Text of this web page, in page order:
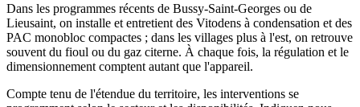
Dans les programmes récents de Bussy-Saint-Georges ou de
Lieusaint, on installe et entretient des Vitodens à condensation et des
PAC monobloc compactes ; dans les villages plus à l'est, on retrouve
souvent du fioul ou du gaz citerne. À chaque fois, la régulation et le
dimensionnement comptent autant que l'appareil.
Compte tenu de l'étendue du territoire, les interventions se